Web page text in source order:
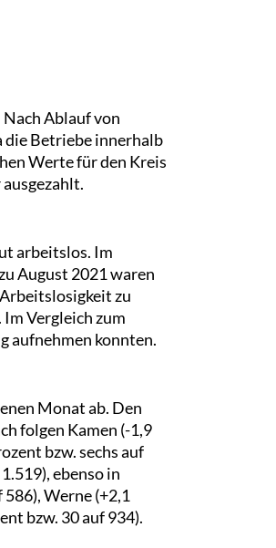
Ablauf von
die Betriebe innerhalb
Werte für den Kreis
arbeitslos. Im
August 2021 waren
zu
Vergleich zum
aufnehmen konnten.
Monat ab. Den
folgen Kamen (-1,9
bzw. sechs auf
ebenso in
586), Werne (+2,1
bzw. 30 auf 934).